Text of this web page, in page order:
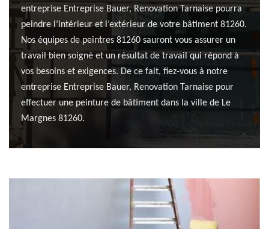
entreprise Entreprise Bauer, Renovation Tarnaise pourra
peindre l’intérieur et l’extérieur de votre bâtiment 81260.
Nos équipes de peintres 81260 sauront vous assurer un
travail bien soigné et un résultat de travail qui répond à
vos besoins et exigences. De ce fait, fiez-vous à notre
entreprise Entreprise Bauer, Renovation Tarnaise pour
effectuer une peinture de bâtiment dans la ville de Le
Margnes 81260.